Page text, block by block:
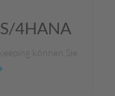
4HANA
können Sie